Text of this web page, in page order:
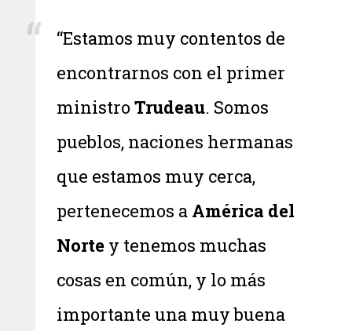
“Estamos muy contentos de
encontrarnos con el primer
ministroTrudeau. Somos
pueblos, naciones hermanas
que estamos muy cerca,
pertenecemos a América del
Norte y tenemos muchas
cosas en común, y lo más
importante una muy buena